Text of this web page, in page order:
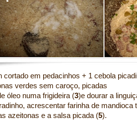
cortado em pedacinhos + 1 cebola
verdes sem caroço, picadas
óleo numa frigideira (3)e dourar a
acrescentar farinha de mandioca
azeitonas e a salsa picada (5).